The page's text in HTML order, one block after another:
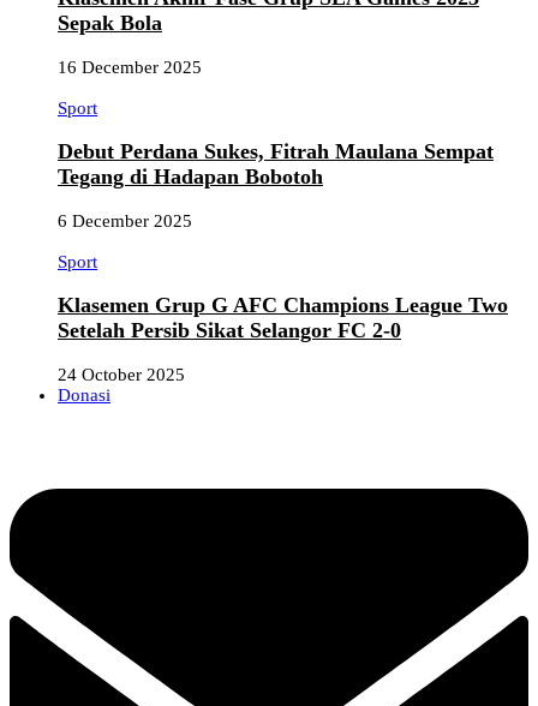
Sepak Bola
16 December 2025
Sport
Debut Perdana Sukes, Fitrah Maulana Sempat
Tegang di Hadapan Bobotoh
6 December 2025
Sport
Klasemen Grup G AFC Champions League Two
Setelah Persib Sikat Selangor FC 2-0
24 October 2025
Donasi